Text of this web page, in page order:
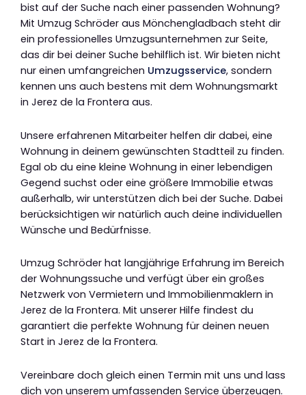
bist auf der Suche nach einer passenden Wohnung?
Mit Umzug Schröder aus Mönchengladbach steht dir
ein professionelles Umzugsunternehmen zur Seite,
das dir bei deiner Suche behilflich ist. Wir bieten nicht
nur einen umfangreichen Umzugsservice, sondern
kennen uns auch bestens mit dem Wohnungsmarkt
in Jerez de la Frontera aus.
Unsere erfahrenen Mitarbeiter helfen dir dabei, eine
Wohnung in deinem gewünschten Stadtteil zu finden.
Egal ob du eine kleine Wohnung in einer lebendigen
Gegend suchst oder eine größere Immobilie etwas
außerhalb, wir unterstützen dich bei der Suche. Dabei
berücksichtigen wir natürlich auch deine individuellen
Wünsche und Bedürfnisse.
Umzug Schröder hat langjährige Erfahrung im Bereich
der Wohnungssuche und verfügt über ein großes
Netzwerk von Vermietern und Immobilienmaklern in
Jerez de la Frontera. Mit unserer Hilfe findest du
garantiert die perfekte Wohnung für deinen neuen
Start in Jerez de la Frontera.
Vereinbare doch gleich einen Termin mit uns und lass
dich von unserem umfassenden Service überzeugen.